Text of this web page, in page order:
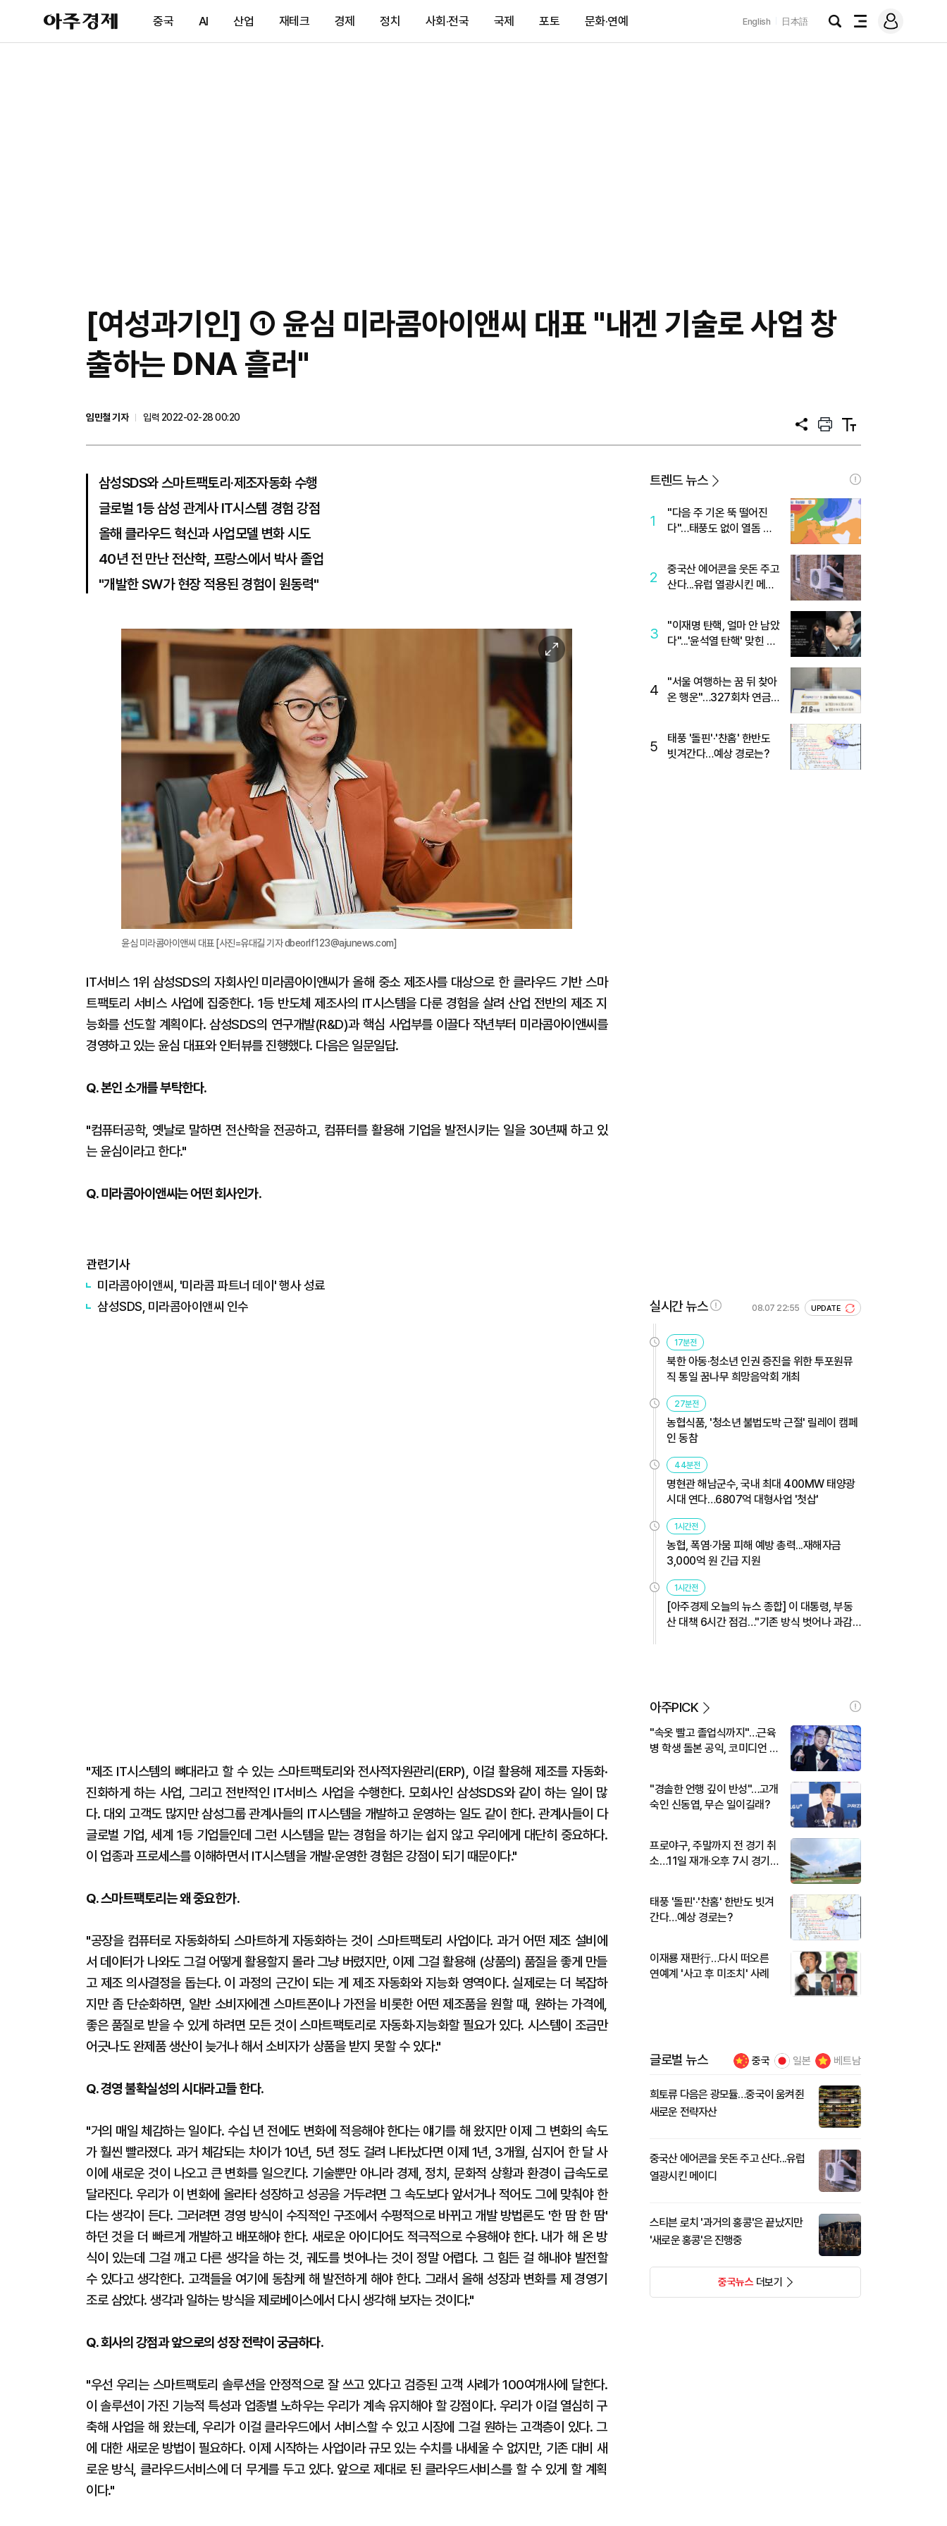
아
주
제
중국 AI 산업 재테크 경제 정치 사회·전국 국제 포토 문화·연예 English 日本語
검
전
메
그
[여성과기인] ① 윤심 미라콤아이앤씨 대표 "내겐 기술로 사업 창
출하는 DNA 흘러"
임민철 기자
입력 2022-02-28 00:20
공
프
트
텍
트
삼성SDS와 스마트팩토리·제조자동화 수행
글로벌 1등 삼성 관계사 IT시스템 경험 강점
올해 클라우드 혁신과 사업모델 변화 시도
40년 전 만난 전산학, 프랑스에서 박사 졸업
"개발한 SW가 현장 적용된 경험이 원동력"
이
미
대
윤심 미라콤아이앤씨 대표 [사진=유대길 기자 dbeorlf123@ajunews.com]
IT서비스 1위 삼성SDS의 자회사인 미라콤아이앤씨가 올해 중소 제조사를 대상으로 한 클라우드 기반 스마
트팩토리 서비스 사업에 집중한다. 1등 반도체 제조사의 IT시스템을 다룬 경험을 살려 산업 전반의 제조 지
능화를 선도할 계획이다. 삼성SDS의 연구개발(R&D)과 핵심 사업부를 이끌다 작년부터 미라콤아이앤씨를
경영하고 있는 윤심 대표와 인터뷰를 진행했다. 다음은 일문일답.
Q. 본인 소개를 부탁한다.
"컴퓨터공학, 옛날로 말하면 전산학을 전공하고, 컴퓨터를 활용해 기업을 발전시키는 일을 30년째 하고 있
는 윤심이라고 한다."
Q. 미라콤아이앤씨는 어떤 회사인가.
관련기사
미라콤아이앤씨, '미라콤 파트너 데이' 행사 성료
삼성SDS, 미라콤아이앤씨 인수
"제조 IT시스템의 뼈대라고 할 수 있는 스마트팩토리와 전사적자원관리(ERP), 이걸 활용해 제조를 자동화·
진화하게 하는 사업, 그리고 전반적인 IT서비스 사업을 수행한다. 모회사인 삼성SDS와 같이 하는 일이 많
다. 대외 고객도 많지만 삼성그룹 관계사들의 IT시스템을 개발하고 운영하는 일도 같이 한다. 관계사들이 다
글로벌 기업, 세계 1등 기업들인데 그런 시스템을 맡는 경험을 하기는 쉽지 않고 우리에게 대단히 중요하다.
이 업종과 프로세스를 이해하면서 IT시스템을 개발·운영한 경험은 강점이 되기 때문이다."
Q. 스마트팩토리는 왜 중요한가.
"공장을 컴퓨터로 자동화하되 스마트하게 자동화하는 것이 스마트팩토리 사업이다. 과거 어떤 제조 설비에
서 데이터가 나와도 그걸 어떻게 활용할지 몰라 그냥 버렸지만, 이제 그걸 활용해 (상품의) 품질을 좋게 만들
고 제조 의사결정을 돕는다. 이 과정의 근간이 되는 게 제조 자동화와 지능화 영역이다. 실제로는 더 복잡하
지만 좀 단순화하면, 일반 소비자에겐 스마트폰이나 가전을 비롯한 어떤 제조품을 원할 때, 원하는 가격에,
좋은 품질로 받을 수 있게 하려면 모든 것이 스마트팩토리로 자동화·지능화할 필요가 있다. 시스템이 조금만
어긋나도 완제품 생산이 늦거나 해서 소비자가 상품을 받지 못할 수 있다."
Q. 경영 불확실성의 시대라고들 한다.
"거의 매일 체감하는 일이다. 수십 년 전에도 변화에 적응해야 한다는 얘기를 해 왔지만 이제 그 변화의 속도
가 훨씬 빨라졌다. 과거 체감되는 차이가 10년, 5년 정도 걸려 나타났다면 이제 1년, 3개월, 심지어 한 달 사
이에 새로운 것이 나오고 큰 변화를 일으킨다. 기술뿐만 아니라 경제, 정치, 문화적 상황과 환경이 급속도로
달라진다. 우리가 이 변화에 올라타 성장하고 성공을 거두려면 그 속도보다 앞서거나 적어도 그에 맞춰야 한
다는 생각이 든다. 그러려면 경영 방식이 수직적인 구조에서 수평적으로 바뀌고 개발 방법론도 '한 땀 한 땀'
하던 것을 더 빠르게 개발하고 배포해야 한다. 새로운 아이디어도 적극적으로 수용해야 한다. 내가 해 온 방
식이 있는데 그걸 깨고 다른 생각을 하는 것, 궤도를 벗어나는 것이 정말 어렵다. 그 힘든 걸 해내야 발전할
수 있다고 생각한다. 고객들을 여기에 동참케 해 발전하게 해야 한다. 그래서 올해 성장과 변화를 제 경영기
조로 삼았다. 생각과 일하는 방식을 제로베이스에서 다시 생각해 보자는 것이다."
Q. 회사의 강점과 앞으로의 성장 전략이 궁금하다.
"우선 우리는 스마트팩토리 솔루션을 안정적으로 잘 쓰고 있다고 검증된 고객 사례가 100여개사에 달한다.
이 솔루션이 가진 기능적 특성과 업종별 노하우는 우리가 계속 유지해야 할 강점이다. 우리가 이걸 열심히 구
축해 사업을 해 왔는데, 우리가 이걸 클라우드에서 서비스할 수 있고 시장에 그걸 원하는 고객층이 있다. 그
에 대한 새로운 방법이 필요하다. 이제 시작하는 사업이라 규모 있는 수치를 내세울 수 없지만, 기존 대비 새
로운 방식, 클라우드서비스에 더 무게를 두고 있다. 앞으로 제대로 된 클라우드서비스를 할 수 있게 할 계획
이다."
트렌드 뉴스
1
"다음 주 기온 뚝 떨어진
다"…태풍도 없이 열돔 박
2
중국산 에어콘을 웃돈 주고
산다...유럽 열광시킨 메이
3
"이재명 탄핵, 얼마 안 남았
다"...'윤석열 탄핵' 맞힌 무
4
"서울 여행하는 꿈 뒤 찾아
온 행운"…327회차 연금
5
태풍 '돌핀'·'찬홈' 한반도
빗겨간다…예상 경로는?
실시간 뉴스 08.07 22:55 UPDATE
17분전
북한 아동·청소년 인권 증진을 위한 투포원뮤
직 통일 꿈나무 희망음악회 개최
27분전
농협식품, '청소년 불법도박 근절' 릴레이 캠페
인 동참
44분전
명현관 해남군수, 국내 최대 400MW 태양광
시대 연다…6807억 대형사업 '첫삽'
1시간전
농협, 폭염·가뭄 피해 예방 총력...재해자금
3,000억 원 긴급 지원
1시간전
[아주경제 오늘의 뉴스 종합] 이 대통령, 부동
산 대책 6시간 점검…"기존 방식 벗어나 과감
아주PICK
"속옷 빨고 졸업식까지"…근육
병 학생 돌본 공익, 코미디언 김
"경솔한 언행 깊이 반성"…고개
숙인 신동엽, 무슨 일이길래?
프로야구, 주말까지 전 경기 취
소…11일 재개·오후 7시 경기
태풍 '돌핀'·'찬홈' 한반도 빗겨
간다…예상 경로는?
이재룡 재판行…다시 떠오른
연예계 '사고 후 미조치' 사례
글로벌 뉴스 중국 일본 베트남
희토류 다음은 광모듈…중국이 움켜쥔
새로운 전략자산
중국산 에어콘을 웃돈 주고 산다...유럽
열광시킨 메이디
스티븐 로치 '과거의 홍콩'은 끝났지만
'새로운 홍콩'은 진행중
중국뉴스더보기